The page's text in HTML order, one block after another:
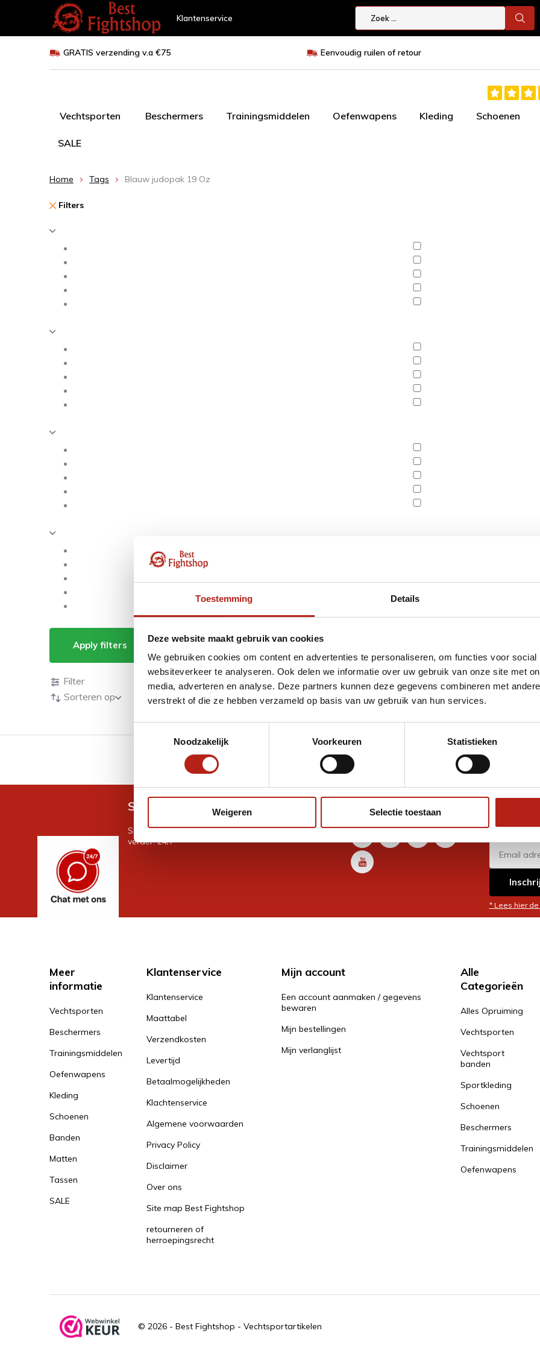
Toestemming Details
Deze website maakt gebruik van cookies
We gebruiken cookies om content en advertenties te personaliseren, om functies voor
websiteverkeer te analyseren. Ook delen we informatie over uw gebruik van onze site met
media, adverteren en analyse. Deze partners kunnen deze gegevens combineren met
verstrekt of die ze hebben verzameld op basis van uw gebruik van hun services.
Noodzakelijk
Voorkeuren Statistieken
Weigeren Selectie toestaan
Klantenservice
GRATIS verzending v.a €75 Eenvoudig ruilen of retour
Vechtsporten Beschermers Trainingsmiddelen Oefenwapens Kleding Schoenen
SALE
Home Tags Blauw judopak 19 Oz
Filters
Apply filters Producten getagd met Blauw judopak 19 Oz
Producten
Filter
Sorteren op
GRATIS verzending v.a €75 Eenvoudig ruilen of retour
Snel antwoord op je vraag?
Stel je vraag in de chat, en we helpen je graag
verder. 24/7
Volg ons
* Lees hier
Meer
informatie
Vechtsporten
Beschermers
Trainingsmiddelen
Oefenwapens
Kleding
Schoenen
Banden
Matten
Tassen
SALE
Klantenservice
Klantenservice
Maattabel
Verzendkosten
Levertijd
Betaalmogelijkheden
Klachtenservice
Algemene voorwaarden
Privacy Policy
Disclaimer
Over ons
Site map Best Fightshop
retourneren of
herroepingsrecht
Mijn account
Een account aanmaken / gegevens
bewaren
Mijn bestellingen
Mijn verlanglijst
Alle
Categorieën
Alles Opruiming
Vechtsporten
Vechtsport
banden
Sportkleding
Schoenen
Beschermers
Trainingsmiddelen
Oefenwapens
© 2026 - Best Fightshop - Vechtsportartikelen